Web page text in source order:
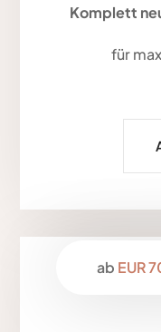
Komplett
für
ab EUR